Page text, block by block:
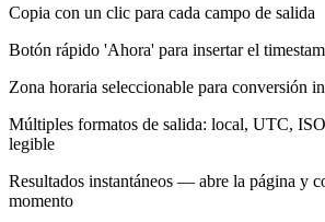
Copia con un clic para cada campo de salida
Botón rápido 'Ahora' para insertar el
Zona horaria seleccionable para conversión
Múltiples formatos de salida: local, UTC,
legible
Resultados instantáneos — abre la página y
momento